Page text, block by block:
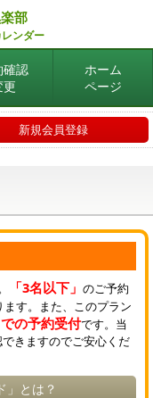
部
ンダー
確認
更
ホーム
ページ
新規会員登録
「3名以下」 のご予約
ます。また、このプラン
の予約受付です。当
きますのでご安心くだ
」とは？